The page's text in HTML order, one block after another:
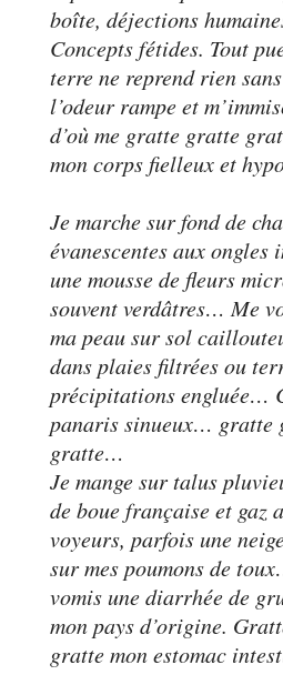
boîte, déjections
Concepts fétides. Tout
terre ne reprend rien
l’odeur rampe et
d’où me gratte gratte
mon corps fielleux et
Je marche sur fond de
évanescentes aux ongles
une mousse de fleurs
souvent verdâtres… Me
ma peau sur sol
dans plaies filtrées ou
précipitations engluée…
panaris sinueux… gratte
gratte…
Je mange sur talus
de boue française et gaz
voyeurs, parfois une
sur mes poumons de
vomis une diarrhée de
mon pays d’origine.
gratte mon estomac